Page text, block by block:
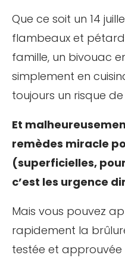
Que ce soit un 14
flambeaux et
famille, un bivouac
simplement en
toujours un risque
Et
remèdes miracle
(superficielles,
c’est les urgence
Mais vous pouvez
rapidement la
testée et approuvée